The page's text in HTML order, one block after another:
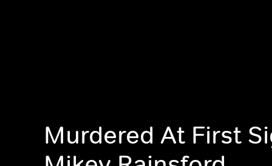
Murdered At First